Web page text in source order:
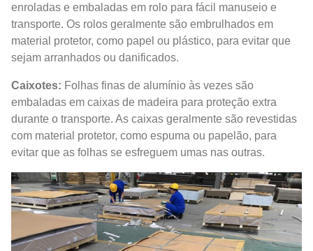
enroladas e embaladas em rolo para fácil manuseio e
transporte. Os rolos geralmente são embrulhados em
material protetor, como papel ou plástico, para evitar que
sejam arranhados ou danificados.
Caixotes: Folhas finas de alumínio às vezes são
embaladas em caixas de madeira para proteção extra
durante o transporte. As caixas geralmente são revestidas
com material protetor, como espuma ou papelão, para
evitar que as folhas se esfreguem umas nas outras.